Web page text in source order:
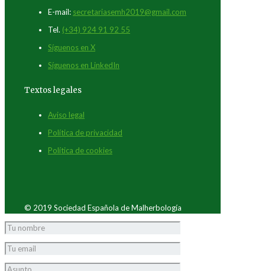
E-mail: secretariasemh2019@gmail.com
Tel. (+34) 924 91 92 55
Síguenos en X
Síguenos en LinkedIn
Textos legales
Aviso legal
Política de privacidad
Política de cookies
© 2019 Sociedad Española de Malherbología